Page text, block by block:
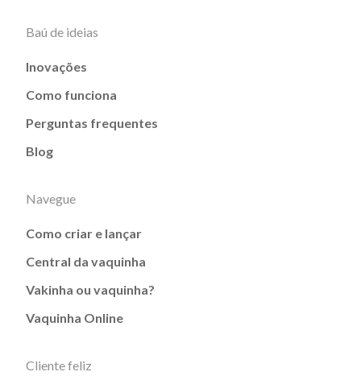
Baú de ideias
Inovações
Como funciona
Perguntas frequentes
Blog
Navegue
Como criar e lançar
Central da vaquinha
Vakinha ou vaquinha?
Vaquinha Online
Cliente feliz